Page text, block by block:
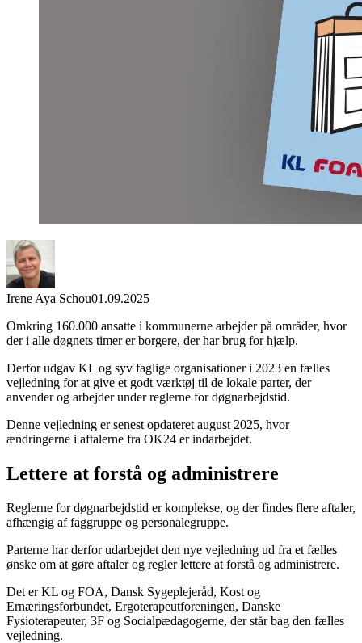
Irene Aya Schou01.09.2025
Omkring 160.000 ansatte i kommunerne arbejder på områder, hvor
der i alle døgnets timer er borgere, der har brug for hjælp.
Derfor udgav KL og syv faglige organisationer i 2023 en fælles
vejledning for at give et godt værktøj til de lokale parter, der
anvender og arbejder under reglerne for døgnarbejdstid.
Denne vejledning er senest opdateret august 2025, hvor
ændringerne i aftalerne fra OK24 er indarbejdet.
Lettere at forstå og administrere
Reglerne for døgnarbejdstid er komplekse, og der findes flere aftaler,
afhængig af faggruppe og personalegruppe.
Parterne har derfor udarbejdet den nye vejledning ud fra et fælles
ønske om at gøre aftaler og regler lettere at forstå og administrere.
Det er KL og FOA, Dansk Sygeplejeråd, Kost og
Ernæringsforbundet, Ergoterapeutforeningen, Danske
Fysioterapeuter, 3F og Socialpædagogerne, der står bag den fælles
vejledning.